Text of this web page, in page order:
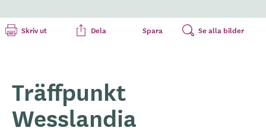
Skriv ut Dela Spara Se alla bilder
Träffpunkt
Wesslandia